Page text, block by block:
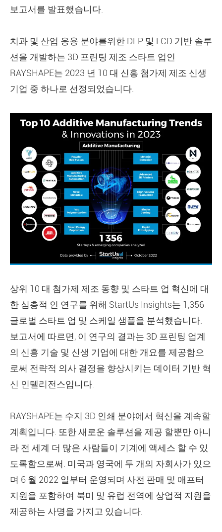
보고서를 발표했습니다.
치과 및 산업 응용 분야를위한 DLP 및 LCD 기반 솔루
션을 개발하는 3D 프린팅 제조 스타트 업인
RAYSHAPE는 2023 년 10 대 신흥 첨가제 제조 신생
기업 중 하나로 선정되었습니다.
상위 10 대 첨가제 제조 동향 및 스타트 업 혁신에 대
한 심층적 인 연구를 위해 StartUs Insights는 1,356
글로벌 스타트 업 및 스케일 샘플을 분석했습니다.
보고서에 따르면, 이 연구의 결과는 3D 프린팅 업계
의 신흥 기술 및 신생 기업에 대한 개요를 제공함으
로써 전략적 의사 결정을 향상시키는 데이터 기반 혁
신 인텔리전스입니다.
RAYSHAPE는 수지 3D 인쇄 분야에서 혁신을 계속할
계획입니다. 또한 새로운 솔루션을 제공 할뿐만 아니
라 전 세계 더 많은 사람들이 기계에 액세스 할 수 있
도록함으로써. 미국과 영국에 두 개의 자회사가 있으
며 6 월 2022 일부터 운영되며 사전 판매 및 애프터
지원을 포함하여 북미 및 유럽 전역에 상업적 지원을
제공하는 사명을 가지고 있습니다.